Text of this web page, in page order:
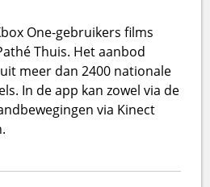
One-gebruikers films
Thuis. Het aanbod
meer dan 2400 nationale
In de app kan zowel via de
via Kinect